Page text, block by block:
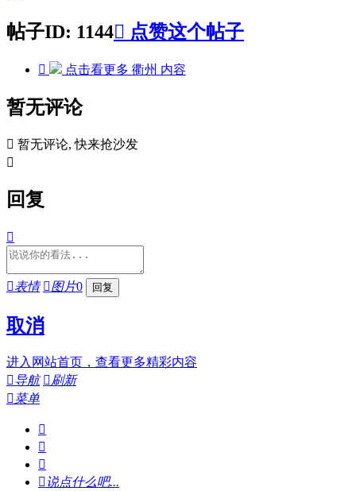
帖子ID: 1144 点赞这个帖子
 点击看更多 衢州 内容
暂无评论
 暂无评论, 快来抢沙发

回复

表情 图片0
取消
进入网站首页，查看更多精彩内容
导航 刷新
菜单



说点什么吧...